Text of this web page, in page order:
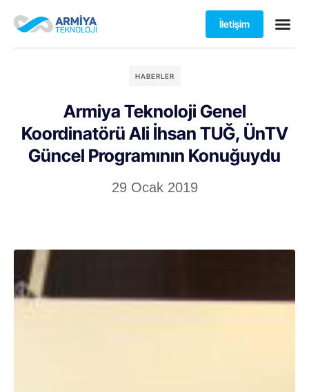
İletişim
HABERLER
Armiya Teknoloji Genel
Koordinatörü Ali İhsan TUĞ, ÜnTV
Güncel Programının Konuğuydu
29 Ocak 2019